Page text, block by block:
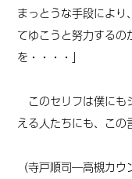
まっとうな手段によ
てゆこうと努力するの
を・・・・」
このセリフは僕にも
える人たちにも、この
（寺戸順司―高槻カ